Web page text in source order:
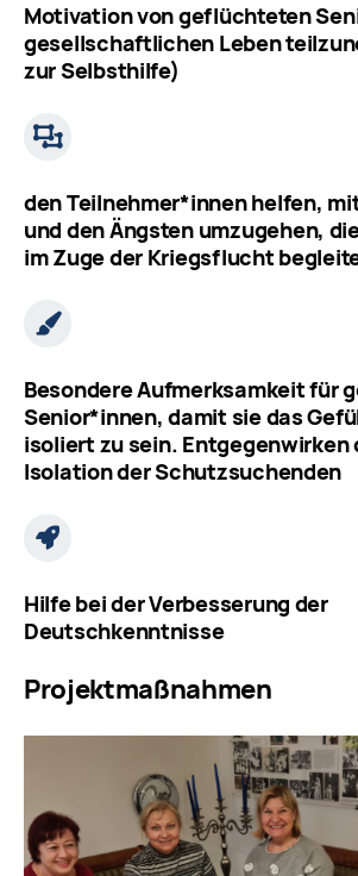
Motivation von geflüchteten
gesellschaftlichen Leben
zur Selbsthilfe)
den Teilnehmer*innen helfen,
und den Ängsten umzugehen,
im Zuge der Kriegsflucht
Besondere Aufmerksamkeit für
Senior*innen, damit sie das
isoliert zu sein. Entgegenwirken
Isolation der Schutzsuchenden
Hilfe bei der Verbesserung der
Deutschkenntnisse
Projektmaßnahmen